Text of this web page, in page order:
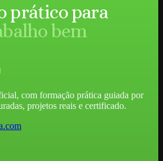
prático para
bem
com formação prática guiada por
projetos reais e certificado.